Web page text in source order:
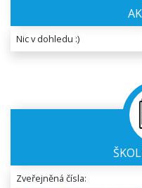
Nic v dohledu :)
Zveřejněná čísla: